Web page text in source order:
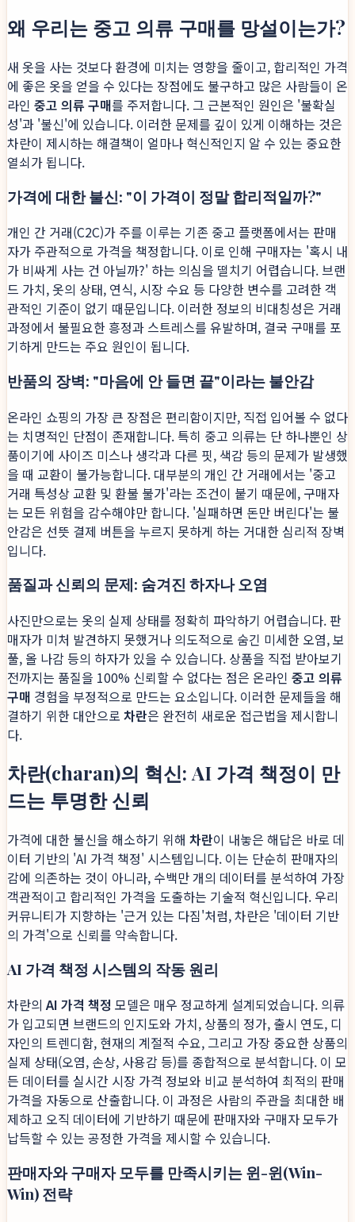
왜 우리는 중고 의류 구매를 망설이는가?
새 옷을 사는 것보다 환경에 미치는 영향을 줄이고, 합리적인 가격
에 좋은 옷을 얻을 수 있다는 장점에도 불구하고 많은 사람들이 온
라인 중고 의류 구매를 주저합니다. 그 근본적인 원인은 '불확실
성'과 '불신'에 있습니다. 이러한 문제를 깊이 있게 이해하는 것은
차란이 제시하는 해결책이 얼마나 혁신적인지 알 수 있는 중요한
열쇠가 됩니다.
가격에 대한 불신: "이 가격이 정말 합리적일까?"
개인 간 거래(C2C)가 주를 이루는 기존 중고 플랫폼에서는 판매
자가 주관적으로 가격을 책정합니다. 이로 인해 구매자는 '혹시 내
가 비싸게 사는 건 아닐까?' 하는 의심을 떨치기 어렵습니다. 브랜
드 가치, 옷의 상태, 연식, 시장 수요 등 다양한 변수를 고려한 객
관적인 기준이 없기 때문입니다. 이러한 정보의 비대칭성은 거래
과정에서 불필요한 흥정과 스트레스를 유발하며, 결국 구매를 포
기하게 만드는 주요 원인이 됩니다.
반품의 장벽: "마음에 안 들면 끝"이라는 불안감
온라인 쇼핑의 가장 큰 장점은 편리함이지만, 직접 입어볼 수 없다
는 치명적인 단점이 존재합니다. 특히 중고 의류는 단 하나뿐인 상
품이기에 사이즈 미스나 생각과 다른 핏, 색감 등의 문제가 발생했
을 때 교환이 불가능합니다. 대부분의 개인 간 거래에서는 '중고
거래 특성상 교환 및 환불 불가'라는 조건이 붙기 때문에, 구매자
는 모든 위험을 감수해야만 합니다. '실패하면 돈만 버린다'는 불
안감은 선뜻 결제 버튼을 누르지 못하게 하는 거대한 심리적 장벽
입니다.
품질과 신뢰의 문제: 숨겨진 하자나 오염
사진만으로는 옷의 실제 상태를 정확히 파악하기 어렵습니다. 판
매자가 미처 발견하지 못했거나 의도적으로 숨긴 미세한 오염, 보
풀, 올 나감 등의 하자가 있을 수 있습니다. 상품을 직접 받아보기
전까지는 품질을 100% 신뢰할 수 없다는 점은 온라인 중고 의류
구매 경험을 부정적으로 만드는 요소입니다. 이러한 문제들을 해
결하기 위한 대안으로 차란은 완전히 새로운 접근법을 제시합니
다.
차란(charan)의 혁신: AI 가격 책정이 만
드는 투명한 신뢰
가격에 대한 불신을 해소하기 위해 차란이 내놓은 해답은 바로 데
이터 기반의 'AI 가격 책정' 시스템입니다. 이는 단순히 판매자의
감에 의존하는 것이 아니라, 수백만 개의 데이터를 분석하여 가장
객관적이고 합리적인 가격을 도출하는 기술적 혁신입니다. 우리
커뮤니티가 지향하는 '근거 있는 다짐'처럼, 차란은 '데이터 기반
의 가격'으로 신뢰를 약속합니다.
AI 가격 책정 시스템의 작동 원리
차란의AI 가격 책정 모델은 매우 정교하게 설계되었습니다. 의류
가 입고되면 브랜드의 인지도와 가치, 상품의 정가, 출시 연도, 디
자인의 트렌디함, 현재의 계절적 수요, 그리고 가장 중요한 상품의
실제 상태(오염, 손상, 사용감 등)를 종합적으로 분석합니다. 이 모
든 데이터를 실시간 시장 가격 정보와 비교 분석하여 최적의 판매
가격을 자동으로 산출합니다. 이 과정은 사람의 주관을 최대한 배
제하고 오직 데이터에 기반하기 때문에 판매자와 구매자 모두가
납득할 수 있는 공정한 가격을 제시할 수 있습니다.
판매자와 구매자 모두를 만족시키는 윈-윈(Win-
Win) 전략